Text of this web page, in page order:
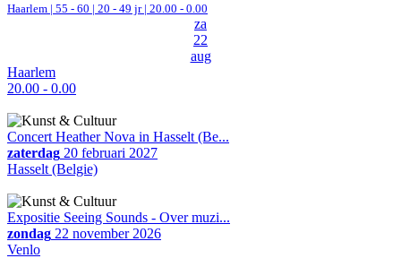
Haarlem | 55 - 60 | 20 - 49 jr | 20.00 - 0.00
za
22
aug
Haarlem
20.00 - 0.00
Concert Heather Nova in Hasselt (Be...
zaterdag 20 februari 2027
Hasselt (Belgie)
Expositie Seeing Sounds - Over muzi...
zondag 22 november 2026
Venlo